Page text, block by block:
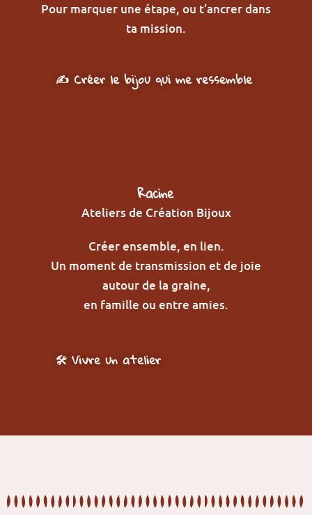
Pour marquer une étape, ou t’ancrer dans
ta mission.
✍️ Créer le bijou qui me ressemble
Racine
Ateliers de Création Bijoux
Créer ensemble, en lien.
Un moment de transmission et de joie
autour de la graine,
en famille ou entre amies.
🛠️ Vivre un atelier